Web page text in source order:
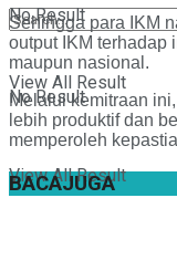
No Result
View All Result
No Result
View All Result
Sehingga para IKM
output IKM terhadap
maupun nasional.
Melalui kemitraan
lebih produktif dan
memperoleh
BACAJUGA